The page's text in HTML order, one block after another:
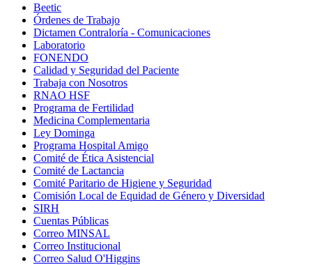
Beetic
Órdenes de Trabajo
Dictamen Contraloría - Comunicaciones
Laboratorio
FONENDO
Calidad y Seguridad del Paciente
Trabaja con Nosotros
RNAO HSF
Programa de Fertilidad
Medicina Complementaria
Ley Dominga
Programa Hospital Amigo
Comité de Ética Asistencial
Comité de Lactancia
Comité Paritario de Higiene y Seguridad
Comisión Local de Equidad de Género y Diversidad
SIRH
Cuentas Públicas
Correo MINSAL
Correo Institucional
Correo Salud O'Higgins